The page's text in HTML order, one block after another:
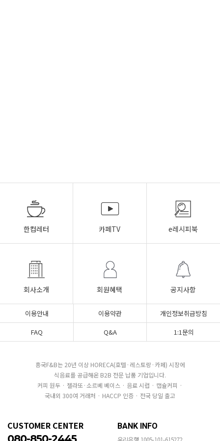
한컵레터 카페TV e레시피북
회사소개 회원혜택 공지사항
이용안내 이용약관
개인정보취급방침
FAQ
Q&A 1:1문의
흥국F&B는 20년 이상 HORECA(호텔·레스토랑·카페) 시장에
식음료를 공급해온 B2B 전문 납품 기업입니다.
커피 원두 · 젤라또·소르베 베이스 · 음료 시럽 · 캡슐커피 ·
국내외 300여 거래처 · HACCP 인증 · 전국 당일 출고
CUSTOMER CENTER BANK INFO
우리은행 1005-101-615272